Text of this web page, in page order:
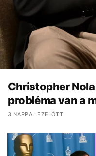
Christopher
probléma van a
3 NAPPAL EZELŐTT